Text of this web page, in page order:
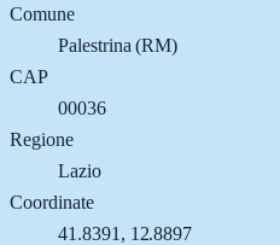
Comune
Palestrina (RM)
CAP
00036
Regione
Lazio
Coordinate
41.8391 , 12.8897